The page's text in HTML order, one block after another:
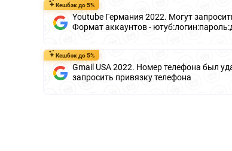
Кешбэк до 5%
Youtube Германия 2022. Могут
Формат аккаунтов -
Кешбэк до 5%
Gmail USA 2022. Номер телефона был
запросить привязку телефона